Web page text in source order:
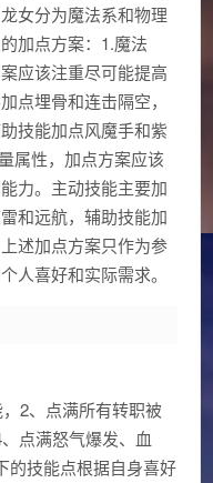
女分为魔法系和物理
加点方案：1.魔法
应该注重尽可能提高
点埋骨和连击隔空，
技能加点风魔手和紫
属性，加点方案应该
力。主动技能主要加
和远航，辅助技能加
述加点方案只作为参
人喜好和实际需求。
2、点满所有转职被
点满怒气爆发、血
的技能点根据自身喜好